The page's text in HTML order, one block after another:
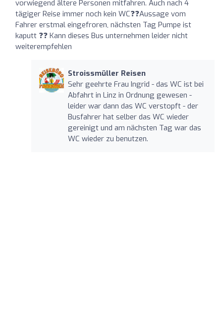
vorwiegend ältere Personen mitfahren. Auch nach 4
tägiger Reise immer noch kein WC❓❓Aussage vom
Fahrer erstmal eingefroren, nächsten Tag Pumpe ist
kaputt ❓❓ Kann dieses Bus unternehmen leider nicht
weiterempfehlen
Stroissmüller Reisen
Sehr geehrte Frau Ingrid - das WC ist bei
Abfahrt in Linz in Ordnung gewesen -
leider war dann das WC verstopft - der
Busfahrer hat selber das WC wieder
gereinigt und am nächsten Tag war das
WC wieder zu benutzen.